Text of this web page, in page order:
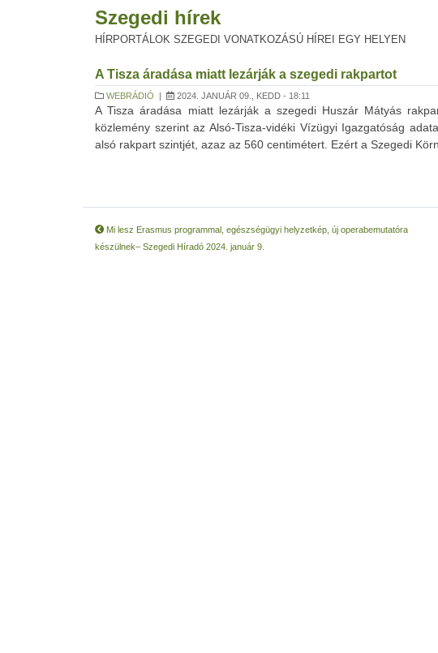
Szegedi hírek
HÍRPORTÁLOK SZEGEDI VONATKOZÁSÚ HÍREI EGY HELYEN
A Tisza áradása miatt lezárják a szegedi rakpartot
WEBRÁDIÓ | 2024. JANUÁR 09., KEDD - 18:11
A Tisza áradása miatt lezárják a szegedi Huszár Mátyás
közlemény szerint az Alsó-Tisza-vidéki Vízügyi Igazgatóság
alsó rakpart szintjét, azaz az 560 centimétert. Ezért a Szegedi
Mi lesz Erasmus programmal, egészségügyi helyzetkép, új operabemutatóra
készülnek– Szegedi Híradó 2024. január 9.